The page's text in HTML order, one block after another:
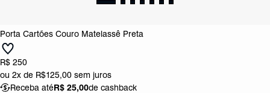
Porta Cartões Couro Matelassê Preta
R$ 250
ou 2x de R$125,00 sem juros
Receba atéR$ 25,00de cashback